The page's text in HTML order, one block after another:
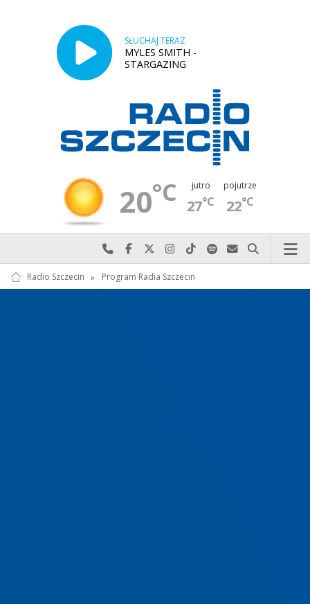
SŁUCHAJ TERAZ
MYLES SMITH -
STARGAZING
20°C jutro
27°C
pojutrze
22°C
Najlepiej po prostu do nas zadzwoń
Odwiedź nas na Facebook-u
Odwiedź nas na X
Odwiedź nas na Instagram-ie
Odwiedź nas na TikTok-u
Szukaj nas na Spotify
Wyślij do nas
Szukaj
Radio Szczecin » Program Radia Szczecin